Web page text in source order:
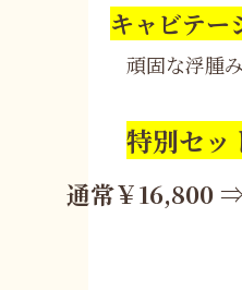
キャビテー
頑固な浮腫
特別セッ
通常￥16,800